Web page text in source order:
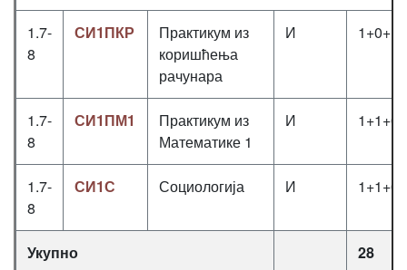
1.7-
8
СИ1ПКР
Практикум из
коришћења
рачунара
И 1+0+1
1.7-
8
СИ1ПМ1
Практикум из
Математике 1
И 1+1+0
1.7-
8
СИ1С Социологија И 1+1+0
Укупно 28